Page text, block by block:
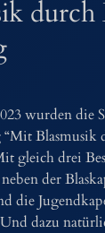
durch
wurden die
“Mit Blasmusik
gleich drei
der
die
dazu